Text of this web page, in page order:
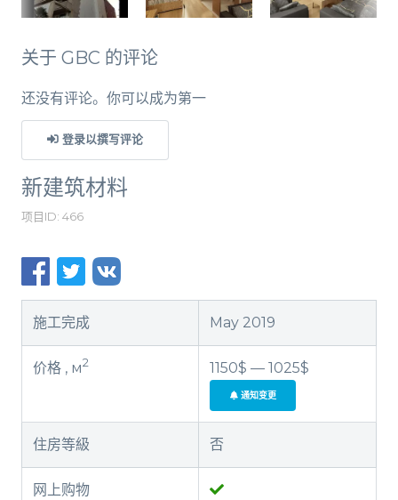
关于 GBC 的评论
还没有评论。你可以成为第一
登录以撰写评论
新建筑材料
项目ID: 466
施工完成 May 2019
价格 , м2 1150$ — 1025$
通知变更
住房等級 否
网上购物